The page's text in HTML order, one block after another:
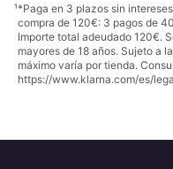
¹*Paga en 3 plazos sin
compra de 120€: 3 pagos de
Importe total adeudado 120€.
mayores de 18 años. Sujeto a
máximo varía por tienda.
https://www.klarna.com/es/